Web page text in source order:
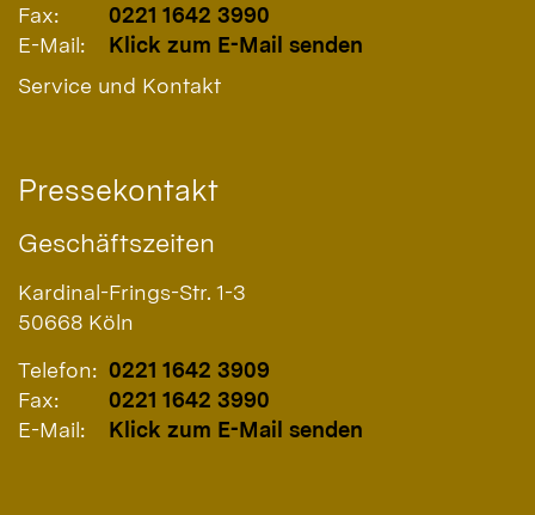
Fax:
0221 1642 3990
E-Mail:
Klick zum E-Mail senden
Service und Kontakt
Pressekontakt
Geschäftszeiten
Kardinal-Frings-Str. 1-3
50668 Köln
Telefon: 0221 1642 3909
Fax:
0221 1642 3990
E-Mail:
Klick zum E-Mail senden